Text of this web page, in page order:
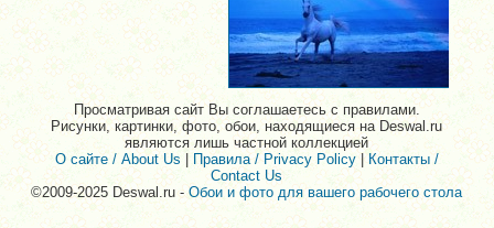
Просматривая сайт Вы соглашаетесь с правилами.
Рисунки, картинки, фото, обои, находящиеся на Deswal.ru
являются лишь частной коллекцией
О сайте / About Us
Правила / Privacy Policy|Контакты /
Contact Us
©2009-2025 Deswal.ru -Обои и фото для вашего рабочего стола